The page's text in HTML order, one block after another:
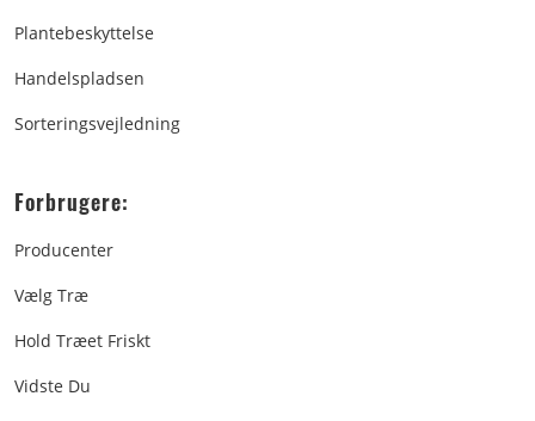
Plantebeskyttelse
Handelspladsen
Sorteringsvejledning
Forbrugere:
Producenter
Vælg Træ
Hold Træet Friskt
Vidste Du